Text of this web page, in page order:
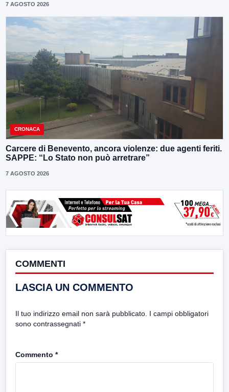
7 AGOSTO 2026
CRONACA
Carcere di Benevento, ancora violenze: due agenti feriti.
SAPPE: “Lo Stato non può arretrare”
7 AGOSTO 2026
COMMENTI
LASCIA UN COMMENTO
Il tuo indirizzo email non sarà pubblicato. I campi obbligatori
sono contrassegnati *
Commento *